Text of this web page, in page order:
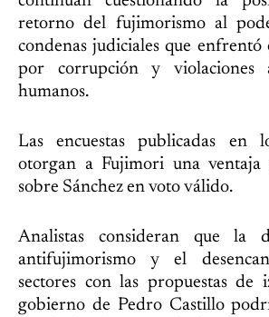
retorno del fujimorismo al
condenas judiciales que
por corrupción y violaciones
humanos.
Las encuestas publicadas en
otorgan a Fujimori una ventaja
sobre Sánchez en voto válido.
Analistas consideran que la
antifujimorismo y el
sectores con las propuestas de
gobierno de Pedro Castillo